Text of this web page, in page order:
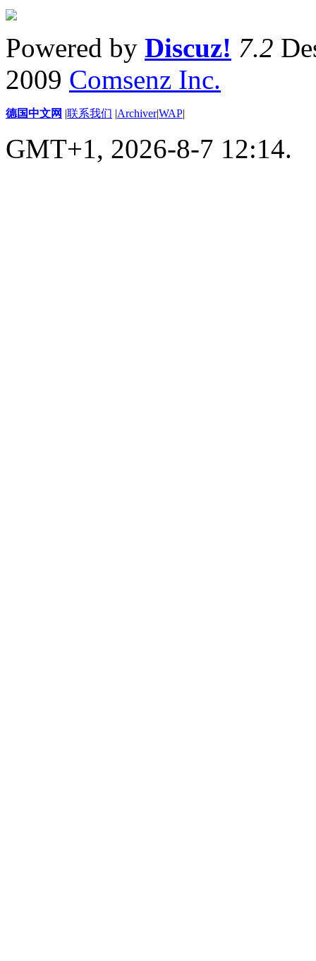
Powered by Discuz! 7.2
2009 Comsenz Inc.
德国中文网 |联系我们 |Archiver|WAP|
GMT+1, 2026-8-7 12:14.